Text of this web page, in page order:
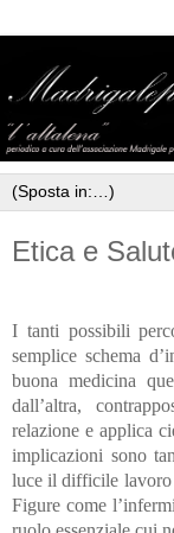
Etica e
I tanti possibili
semplice schema
buona medicina
dall’altra,
relazione e applica
implicazioni sono
luce il difficile lavoro
Figure come